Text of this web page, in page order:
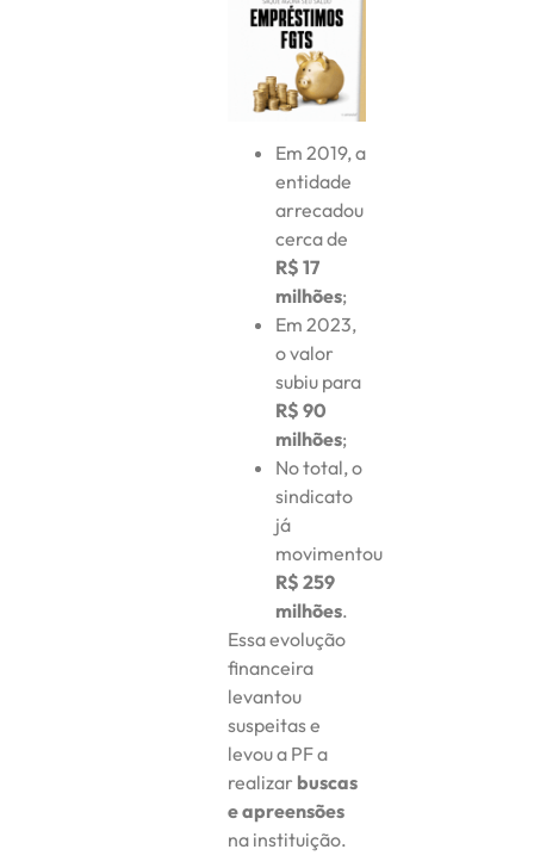
Em 2019, a
entidade
arrecadou
cerca de
R$ 17
milhões;
Em 2023,
o valor
subiu para
R$ 90
milhões;
No total, o
sindicato
já
movimentou
R$ 259
milhões.
Essa evolução
financeira
levantou
suspeitas e
levou a PF a
realizar buscas
e apreensões
na instituição.